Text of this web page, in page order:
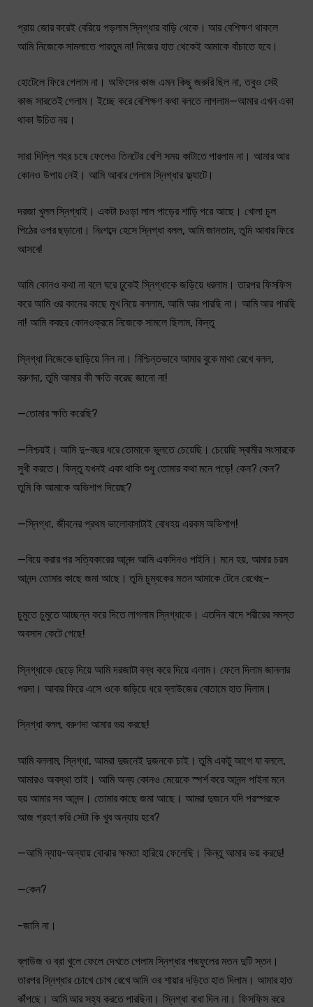
প্রায় জোর করেই বেরিয়ে পড়লাম স্নিগ্ধার বাড়ি থেকে। আর বেশিক্ষণ থাকলে
আমি নিজেকে সামলাতে পারতুম না! নিজের হাত থেকেই আমাকে বাঁচাতে হবে।
হোটেলে ফিরে গেলাম না। অফিসের কাজ এমন কিছু জরুরি ছিল না, তবুও সেই
কাজ সারতেই গেলাম। ইচ্ছে করে বেশিক্ষণ কথা বলতে লাগলাম—আমার এখন একা
থাকা উচিত নয়।
সারা দিল্লি শহর চষে ফেলেও তিনটের বেশি সময় কাটাতে পারলাম না। আমার আর
কোনও উপায় নেই। আমি আবার গেলাম স্নিগ্ধার ফ্ল্যাটে।
দরজা খুলল স্নিগ্ধাই। একটা চওড়া লাল পাড়ের শাড়ি পরে আছে। খোলা চুল
পিঠের ওপর ছড়ানো। নিঃশব্দে হেসে স্নিগ্ধা বলল, আমি জানতাম, তুমি আবার ফিরে
আসবে!
আমি কোনও কথা না বলে ঘরে ঢুকেই স্নিগ্ধাকে জড়িয়ে ধরলাম। তারপর ফিসফিস
করে আমি ওর কানের কাছে মুখ নিয়ে বললাম, আমি আর পারছি না। আমি আর পারছি
না! আমি কবছর কোনওক্রমে নিজেকে সামলে ছিলাম, কিন্তু
স্নিগ্ধা নিজেকে ছাড়িয়ে নিল না। নিশ্চিন্তভাবে আমার বুকে মাথা রেখে বলল,
বরুণদা, তুমি আমার কী ক্ষতি করেছ জানো না!
—তোমার ক্ষতি করেছি?
—নিশ্চয়ই। আমি দু-বছর ধরে তোমাকে ভুলতে চেয়েছি। চেয়েছি স্বামীর সংসারকে
সুখী করতে। কিন্তু যখনই একা থাকি শুধু তোমার কথা মনে পড়ে! কেন? কেন?
তুমি কি আমাকে অভিশাপ দিয়েছ?
—স্নিগ্ধা, জীবনের প্রথম ভালোবাসাটাই বোধহয় এরকম অভিশাপ!
—বিয়ে করার পর সত্যিকারের আনন্দ আমি একদিনও পাইনি। মনে হয়, আমার চরম
আনন্দ তোমার কাছে জমা আছে। তুমি চুম্বকের মতন আমাকে টেনে রেখেছ–
চুমুতে চুমুতে আচ্ছন্ন করে দিতে লাগলাম স্নিগ্ধাকে। এতদিন বাদে শরীরের সমস্ত
অবসাদ কেটে গেছে!
স্নিগ্ধাকে ছেড়ে দিয়ে আমি দরজাটা বন্ধ করে দিয়ে এলাম। ফেলে দিলাম জানলার
পরদা। আবার ফিরে এসে ওকে জড়িয়ে ধরে ব্লাউজের বোতামে হাত দিলাম।
স্নিগ্ধা বলল, বরুণদা আমার ভয় করছে!
আমি বললাম, স্নিগ্ধা, আমরা দুজনেই দুজনকে চাই। তুমি একটু আগে যা বললে,
আমারও অবস্থা তাই। আমি অন্য কোনও মেয়েকে স্পর্শ করে আনন্দ পাইনা মনে
হয় আমার সব আনন্দ। তোমার কাছে জমা আছে। আমরা দুজনে যদি পরস্পরকে
আজ গ্রহণ করি সেটা কি খুব অন্যায় হবে?
—আমি ন্যায়-অন্যায় বোঝার ক্ষমতা হারিয়ে ফেলেছি। কিন্তু আমার ভয় করছে!
—কেন?
-জানি না।
ব্লাউজ ও ব্রা খুলে ফেলে দেখতে পেলাম স্নিগ্ধার পদ্মফুলের মতন দুটি স্তন।
তারপর স্নিগ্ধার চোখে চোখ রেখে আমি ওর শায়ার দড়িতে হাত দিলাম। আমার হাত
কাঁপছে। আমি আর সহ্য করতে পারছিনা। স্নিগ্ধা বাধা দিল না। ফিসফিস করে